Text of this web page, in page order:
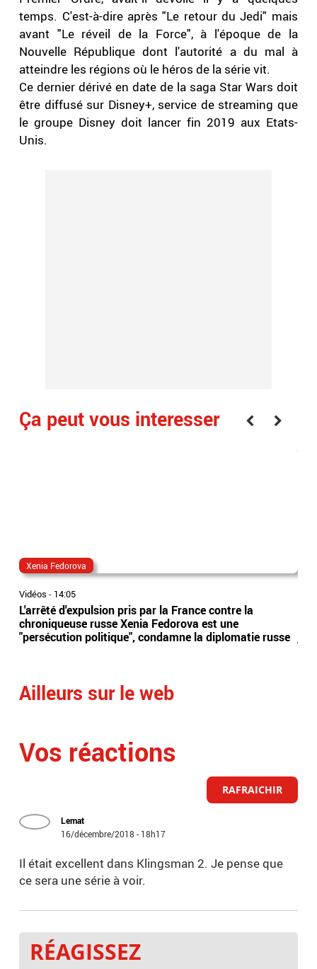
temps. C'est-à-dire après "Le retour du Jedi" mais
avant "Le réveil de la Force", à l'époque de la
Nouvelle République dont l'autorité a du mal à
atteindre les régions où le héros de la série vit.
Ce dernier dérivé en date de la saga Star Wars doit
être diffusé sur Disney+, service de streaming que
le groupe Disney doit lancer fin 2019 aux Etats-
Unis.
Ça peut vous interesser
Xenia Fedorova
Vidéos - 14:05
L'arrêté d'expulsion pris par la France contre la
chroniqueuse russe Xenia Fedorova est une
"persécution politique", condamne la diplomatie russe
Ailleurs sur le web
Vos réactions
RAFRAICHIR
Lemat
16/décembre/2018 - 18h17
Il était excellent dans Klingsman 2. Je pense que
ce sera une série à voir.
RÉAGISSEZ